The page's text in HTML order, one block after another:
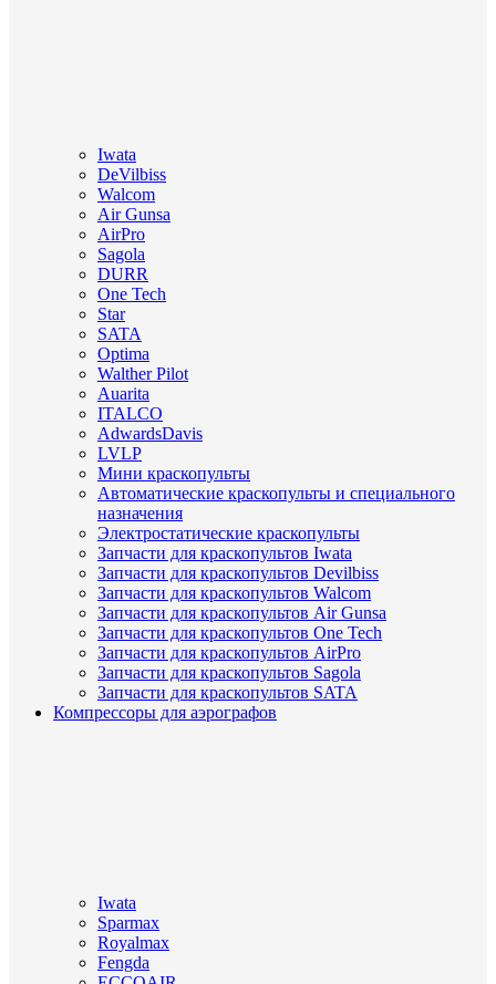
Iwata
DeVilbiss
Walcom
Air Gunsa
AirPro
Sagola
DURR
One Tech
Star
SATA
Optima
Walther Pilot
Auarita
ITALCO
AdwardsDavis
LVLP
Мини краскопульты
Автоматические краскопульты и специального
назначения
Электростатические краскопульты
Запчасти для краскопультов Iwata
Запчасти для краскопультов Devilbiss
Запчасти для краскопультов Walcom
Запчасти для краскопультов Air Gunsa
Запчасти для краскопультов One Tech
Запчасти для краскопультов AirPro
Запчасти для краскопультов Sagola
Запчасти для краскопультов SATA
Компрессоры для аэрографов
Iwata
Sparmax
Royalmax
Fengda